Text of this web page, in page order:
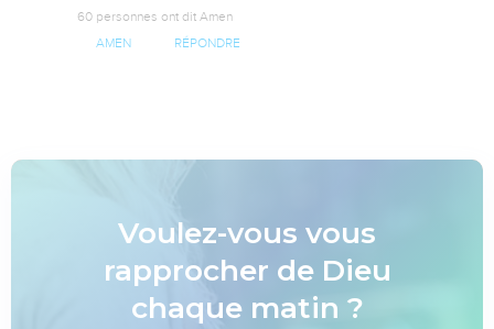
60 personnes ont dit Amen
AMEN RÉPONDRE
Voulez-vous vous
rapprocher de Dieu
chaque matin ?